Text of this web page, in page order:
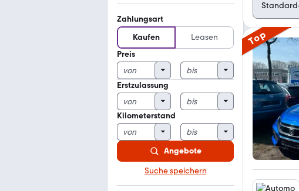
Zahlungsart
Kaufen
Leasen
Preis
Erstzulassung
Kilometerstand
Angebote
Suche speichern
Top